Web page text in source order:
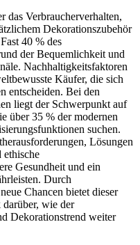
das Verbraucherverhalten,
Dekorationszubehör
40 % des
der Bequemlichkeit und
Nachhaltigkeitsfaktoren
Käufer, die sich
entscheiden. Bei den
liegt der Schwerpunkt auf
über 35 % der modernen
suchen.
Lösungen
ethische
Gesundheit und ein
Durch
Chancen bietet dieser
wie der
Dekorationstrend weiter